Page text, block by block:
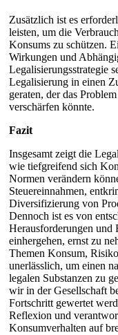
Zusätzlich ist es
leisten, um die
Konsums zu schützen.
Wirkungen und
Legalisierungsstrategie
Legalisierung in einen
geraten, der das
verschärfen könnte.
Fazit
Insgesamt zeigt die
wie tiefgreifend sich
Normen verändern
Steuereinnahmen,
Diversifizierung von
Dennoch ist es von
Herausforderungen und
einhergehen, ernst zu
Themen Konsum,
unerlässlich, um einen
legalen Substanzen zu
wir in der Gesellschaft
Fortschritt gewertet
Reflexion und
Konsumverhalten auf